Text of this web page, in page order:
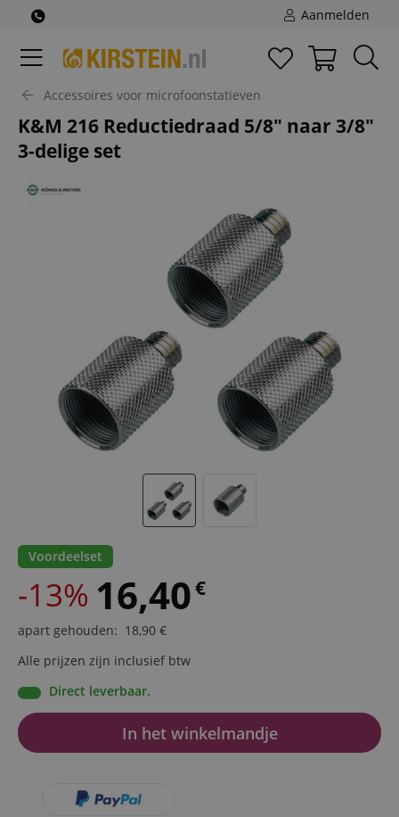
Aanmelden
Accessoires voor microfoonstatieven
K&M 216 Reductiedraad 5/8" naar 3/8"
3-delige set
Voordeelset
-13% 16,40€
apart gehouden: 18,90 €
Alle prijzen zijn inclusief btw
Direct leverbaar.
In het winkelmandje